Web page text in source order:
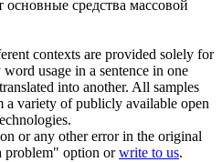
средства массовой
contexts are provided solely for
usage in a sentence in one
into another. All samples
a variety of publicly available open
or any other error in the original
problem" option orwrite to us.